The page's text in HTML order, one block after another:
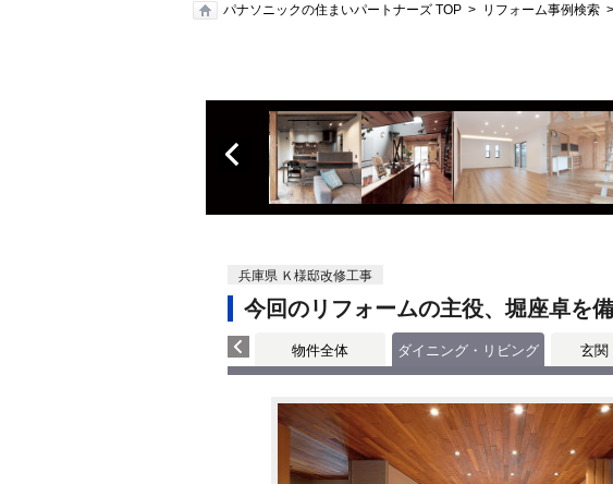
パナソニックの住まいパートナーズ TOP リフォーム事例検索
兵庫県 Ｋ様邸改修工事
今回のリフォームの主役、堀座卓を
物件全体 ダイニング・リビング 玄関